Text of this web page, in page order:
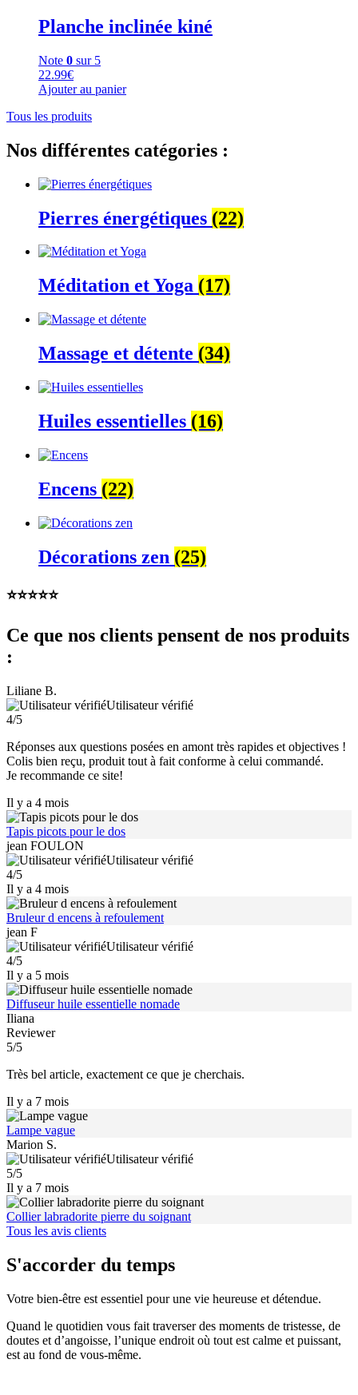
Planche inclinée kiné
Note 0 sur 5
22.99€
Ajouter au panier
Tous les produits
Nos différentes catégories :
Pierres énergétiques (22)
Méditation et Yoga (17)
Massage et détente (34)
Huiles essentielles (16)
Encens (22)
Décorations zen (25)
⭐️⭐️⭐️⭐️⭐️
Ce que nos clients pensent de nos produits
:
Liliane B.
Utilisateur vérifié
4/5
Réponses aux questions posées en amont très rapides et objectives !
Colis bien reçu, produit tout à fait conforme à celui commandé.
Je recommande ce site!
Il y a 4 mois
Tapis picots pour le dos
jean FOULON
Utilisateur vérifié
4/5
Il y a 4 mois
Bruleur d encens à refoulement
jean F
Utilisateur vérifié
4/5
Il y a 5 mois
Diffuseur huile essentielle nomade
Iliana
Reviewer
5/5
Très bel article, exactement ce que je cherchais.
Il y a 7 mois
Lampe vague
Marion S.
Utilisateur vérifié
5/5
Il y a 7 mois
Collier labradorite pierre du soignant
Tous les avis clients
S'accorder du temps
Votre bien-être est essentiel pour une vie heureuse et détendue.
Quand le quotidien vous fait traverser des moments de tristesse, de
doutes et d’angoisse, l’unique endroit où tout est calme et puissant,
est au fond de vous-même.